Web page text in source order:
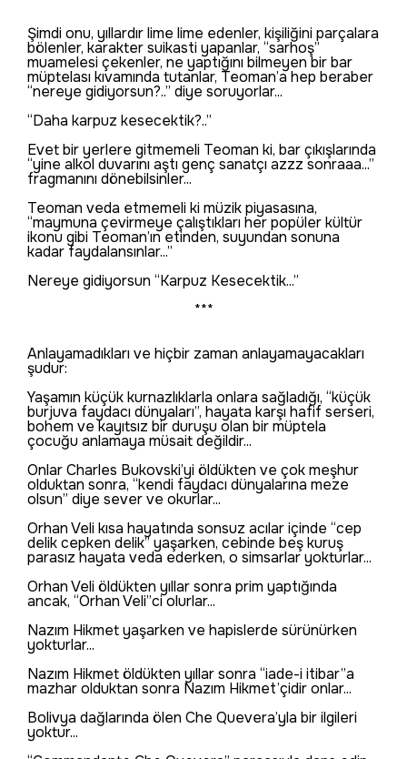
Şimdi onu, yıllardır lime lime edenler, kişiliğini parçalara
bölenler, karakter suikasti yapanlar, “sarhoş”
muamelesi çekenler, ne yaptığını bilmeyen bir bar
müptelası kıvamında tutanlar, Teoman’a hep beraber
“nereye gidiyorsun?..” diye soruyorlar...
“Daha karpuz kesecektik?..”
Evet bir yerlere gitmemeli Teoman ki, bar çıkışlarında
“yine alkol duvarını aştı genç sanatçı azzz sonraaa...”
fragmanını dönebilsinler...
Teoman veda etmemeli ki müzik piyasasına,
“maymuna çevirmeye çalıştıkları her popüler kültür
ikonu gibi Teoman’ın etinden, suyundan sonuna
kadar faydalansınlar...”
Nereye gidiyorsun “Karpuz Kesecektik...”
***
Anlayamadıkları ve hiçbir zaman anlayamayacakları
şudur:
Yaşamın küçük kurnazlıklarla onlara sağladığı, “küçük
burjuva faydacı dünyaları”, hayata karşı hafif serseri,
bohem ve kayıtsız bir duruşu olan bir müptela
çocuğu anlamaya müsait değildir...
Onlar Charles Bukovski’yi öldükten ve çok meşhur
olduktan sonra, “kendi faydacı dünyalarına meze
olsun” diye sever ve okurlar...
Orhan Veli kısa hayatında sonsuz acılar içinde “cep
delik cepken delik” yaşarken, cebinde beş kuruş
parasız hayata veda ederken, o simsarlar yokturlar...
Orhan Veli öldükten yıllar sonra prim yaptığında
ancak, “Orhan Veli”ci olurlar...
Nazım Hikmet yaşarken ve hapislerde sürünürken
yokturlar...
Nazım Hikmet öldükten yıllar sonra “iade-i itibar”a
mazhar olduktan sonra Nazım Hikmet’çidir onlar...
Bolivya dağlarında ölen Che Quevera’yla bir ilgileri
yoktur...